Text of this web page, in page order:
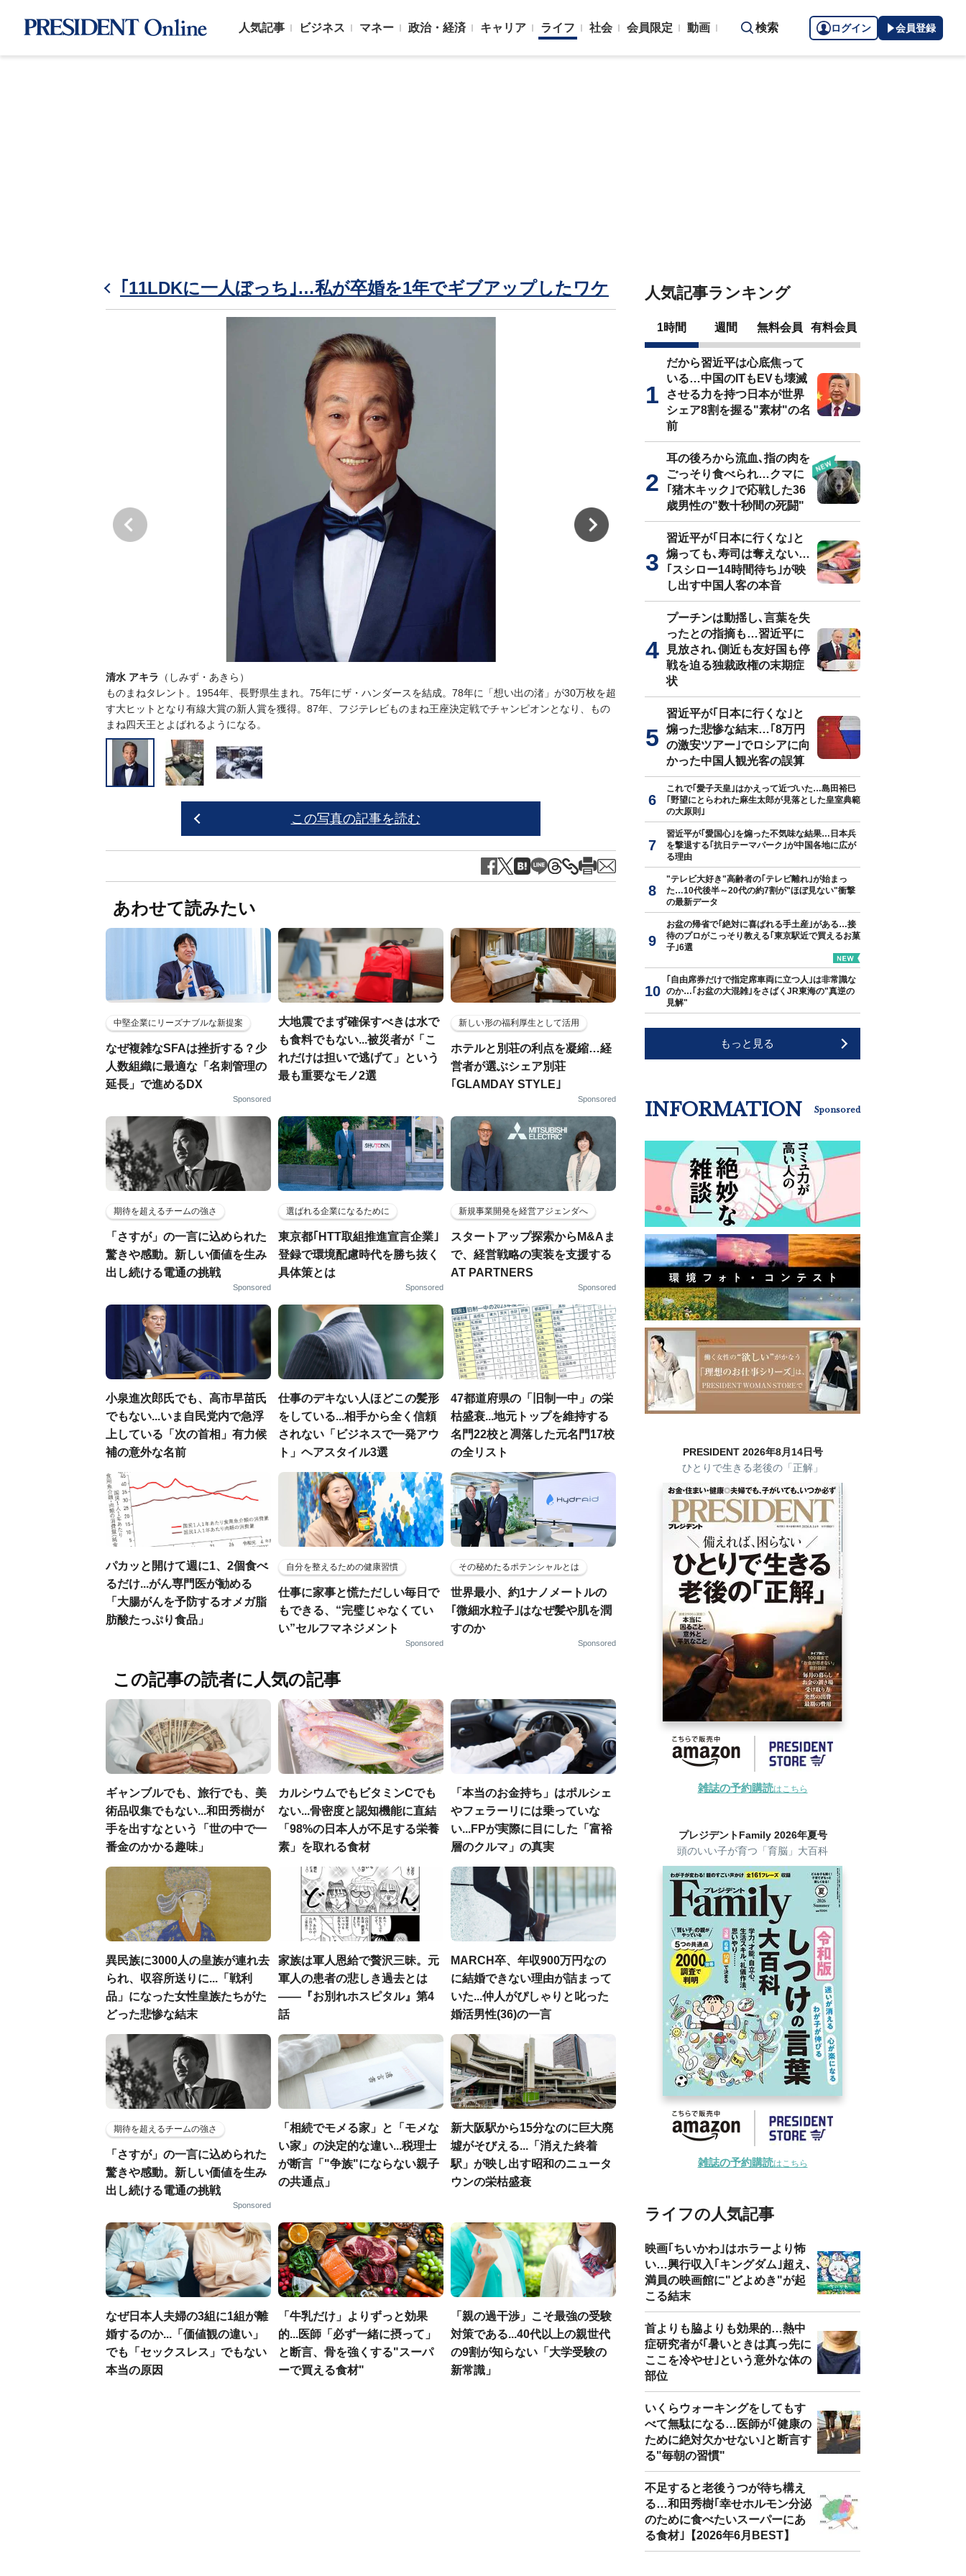
人気記事 ビジネス マネー 政治・経済 キャリア ライフ 社会 会員限定 動画 検索 ログイン 会員登録
｢11LDKに一人ぼっち｣…私が卒婚を1年でギブアップしたワケ
清水 アキラ
（しみず・あきら）
ものまねタレント。1954年、長野県生まれ。75年にザ・ハンダースを結成。78年に「想い出の渚」が30万枚を超
す大ヒットとなり有線大賞の新人賞を獲得。87年、フジテレビものまね王座決定戦でチャンピオンとなり、もの
まね四天王とよばれるようになる。
長野にある清水さんの実家は、温泉を引いた露天風呂も完備していた。日に
この写真の記事を読む
あわせて読みたい
中堅企業にリーズナブルな新提案
なぜ複雑なSFAは挫折する？少
人数組織に最適な「名刺管理の
延長」で進めるDX
Sponsored
大地震でまず確保すべきは水で
も食料でもない...被災者が「こ
れだけは担いで逃げて」という
最も重要なモノ2選
新しい形の福利厚生として活用
ホテルと別荘の利点を凝縮…経
営者が選ぶシェア別荘
｢GLAMDAY STYLE｣
Sponsored
期待を超えるチームの強さ
「さすが」の一言に込められた
驚きや感動。新しい価値を生み
出し続ける電通の挑戦
Sponsored
選ばれる企業になるために
東京都｢HTT取組推進宣言企業｣
登録で環境配慮時代を勝ち抜く
具体策とは
Sponsored
新規事業開発を経営アジェンダへ
スタートアップ探索からM&Aま
で、経営戦略の実装を支援する
AT PARTNERS
Sponsored
小泉進次郎氏でも、高市早苗氏
でもない...いま自民党内で急浮
上している「次の首相」有力候
補の意外な名前
仕事のデキない人ほどこの髪形
をしている...相手から全く信頼
されない「ビジネスで一発アウ
ト」ヘアスタイル3選
47都道府県の「旧制一中」の栄
枯盛衰...地元トップを維持する
名門22校と凋落した元名門17校
の全リスト
パカッと開けて週に1、2個食べ
るだけ...がん専門医が勧める
「大腸がんを予防するオメガ脂
肪酸たっぷり食品」
自分を整えるための健康習慣
仕事に家事と慌ただしい毎日で
もできる、“完璧じゃなくてい
い”セルフマネジメント
Sponsored
その秘めたるポテンシャルとは
世界最小、約1ナノメートルの
｢微細水粒子｣はなぜ髪や肌を潤
すのか
Sponsored
この記事の読者に人気の記事
ギャンブルでも、旅行でも、美
術品収集でもない...和田秀樹が
手を出すなという「世の中で一
番金のかかる趣味」
カルシウムでもビタミンCでも
ない...骨密度と認知機能に直結
「98%の日本人が不足する栄養
素」を取れる食材
「本当のお金持ち」はポルシェ
やフェラーリには乗っていな
い...FPが実際に目にした「富裕
層のクルマ」の真実
異民族に3000人の皇族が連れ去
られ、収容所送りに...「戦利
品」になった女性皇族たちがた
どった悲惨な結末
家族は軍人恩給で贅沢三昧。元
軍人の患者の悲しき過去とは
――『お別れホスピタル』第4
話
MARCH卒、年収900万円なの
に結婚できない理由が詰まって
いた...仲人がぴしゃりと叱った
婚活男性(36)の一言
期待を超えるチームの強さ
「さすが」の一言に込められた
驚きや感動。新しい価値を生み
出し続ける電通の挑戦
Sponsored
「相続でモメる家」と「モメな
い家」の決定的な違い...税理士
が断言「"争族"にならない親子
の共通点」
新大阪駅から15分なのに巨大廃
墟がそびえる...「消えた終着
駅」が映し出す昭和のニュータ
ウンの栄枯盛衰
なぜ日本人夫婦の3組に1組が離
婚するのか...「価値観の違い」
でも「セックスレス」でもない
本当の原因
「牛乳だけ」よりずっと効果
的...医師「必ず一緒に摂って」
と断言、骨を強くする"スーパ
ーで買える食材"
「親の過干渉」こそ最強の受験
対策である...40代以上の親世代
の9割が知らない「大学受験の
新常識」
人気記事ランキング
1時間 週間 無料会員 有料会員
だから習近平は心底焦って
いる…中国のITもEVも壊滅
させる力を持つ日本が世界
シェア8割を握る"素材"の名
前
耳の後ろから流血､指の肉を
ごっそり食べられ…クマに
｢猪木キック｣で応戦した36
歳男性の"数十秒間の死闘"
習近平が｢日本に行くな｣と
煽っても､寿司は奪えない…
｢スシロー14時間待ち｣が映
し出す中国人客の本音
プーチンは動揺し､言葉を失
ったとの指摘も…習近平に
見放され､側近も友好国も停
戦を迫る独裁政権の末期症
状
習近平が｢日本に行くな｣と
煽った悲惨な結末…｢8万円
の激安ツアー｣でロシアに向
かった中国人観光客の誤算
これで｢愛子天皇｣はかえって近づいた…島田裕巳
｢野望にとらわれた麻生太郎が見落とした皇室典範
の大原則｣
習近平が｢愛国心｣を煽った不気味な結果…日本兵
を撃退する｢抗日テーマパーク｣が中国各地に広が
る理由
"テレビ大好き"高齢者の｢テレビ離れ｣が始まっ
た…10代後半～20代の約7割が"ほぼ見ない"衝撃
の最新データ
お盆の帰省で｢絶対に喜ばれる手土産｣がある…接
待のプロがこっそり教える｢東京駅近で買えるお菓
子｣6選
｢自由席券だけで指定席車両に立つ人｣は非常識な
のか…｢お盆の大混雑｣をさばくJR東海の"真逆の
見解"
もっと見る
INFORMATION Sponsored
PRESIDENT 2026年8月14日号
ひとりで生きる老後の「正解」
雑誌の予約購読はこちら
プレジデントFamily 2026年夏号
頭のいい子が育つ「育脳」大百科
雑誌の予約購読はこちら
ライフの人気記事
映画｢ちいかわ｣はホラーより怖
い…興行収入｢キングダム｣超え､
満員の映画館に"どよめき"が起
こる結末
首よりも脇よりも効果的…熱中
症研究者が｢暑いときは真っ先に
ここを冷やせ｣という意外な体の
部位
いくらウォーキングをしてもす
べて無駄になる…医師が｢健康の
ために絶対欠かせない｣と断言す
る"毎朝の習慣"
不足すると老後うつが待ち構え
る…和田秀樹｢幸せホルモン分泌
のために食べたいスーパーにあ
る食材｣【2026年6月BEST】